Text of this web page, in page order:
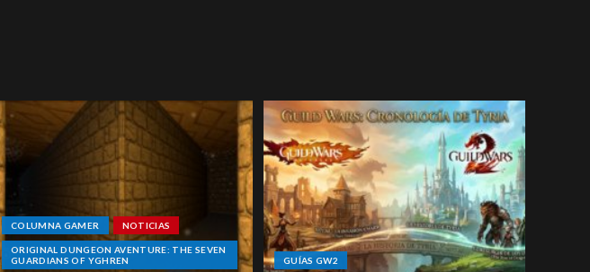
COLUMNA GAMER NOTICIAS
ORIGINAL DUNGEON AVENTURE: THE SEVEN
GUARDIANS OF YGHREN
GUÍAS GW2